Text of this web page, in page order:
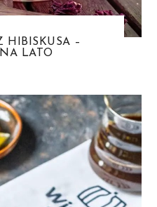
HIBISKUSA –
LATO